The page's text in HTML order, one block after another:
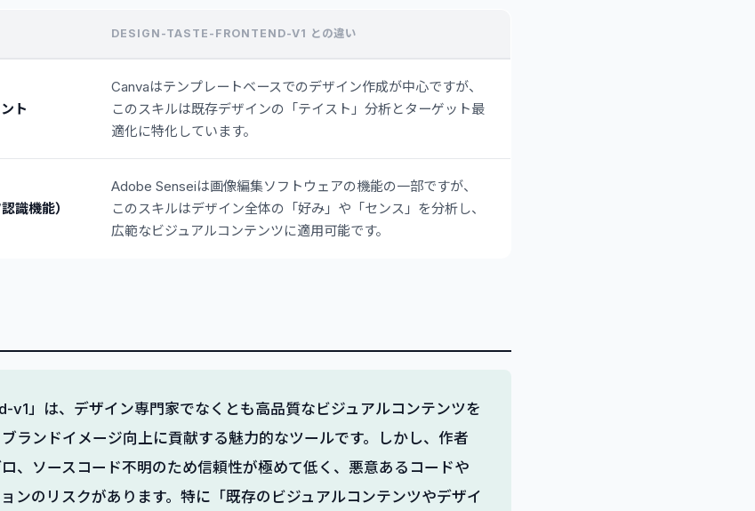
DESIGN-TASTE-FRONTEND-V1 との違い
ト
Canvaはテンプレートベースでのデザイン作成が中心ですが、
このスキルは既存デザインの「テイスト」分析とターゲット最
適化に特化しています。
識機能）
Adobe Senseiは画像編集ソフトウェアの機能の一部ですが、
このスキルはデザイン全体の「好み」や「センス」を分析し、
広範なビジュアルコンテンツに適用可能です。
v1」は、デザイン専門家でなくとも高品質なビジュアルコンテンツを
ランドイメージ向上に貢献する魅力的なツールです。しかし、作者
、ソースコード不明のため信頼性が極めて低く、悪意あるコードや
ンのリスクがあります。特に「既存のビジュアルコンテンツやデザイ